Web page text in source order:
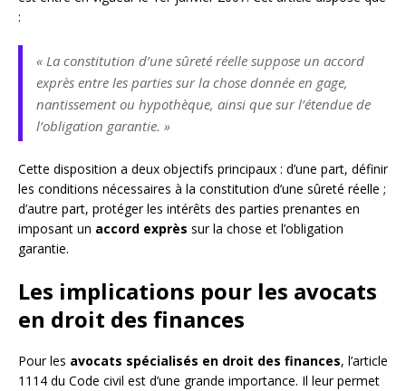
:
« La constitution d’une sûreté réelle suppose un accord
exprès entre les parties sur la chose donnée en gage,
nantissement ou hypothèque, ainsi que sur l’étendue de
l’obligation garantie. »
Cette disposition a deux objectifs principaux : d’une part, définir
les conditions nécessaires à la constitution d’une sûreté réelle ;
d’autre part, protéger les intérêts des parties prenantes en
imposant un accord exprès sur la chose et l’obligation
garantie.
Les implications pour les avocats
en droit des finances
Pour les avocats spécialisés en droit des finances, l’article
1114 du Code civil est d’une grande importance. Il leur permet